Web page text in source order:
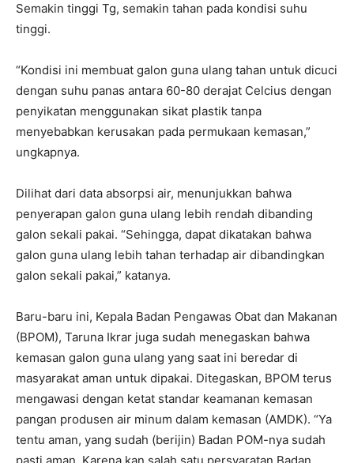
Semakin tinggi Tg, semakin tahan pada kondisi suhu
tinggi.
“Kondisi ini membuat galon guna ulang tahan untuk dicuci
dengan suhu panas antara 60-80 derajat Celcius dengan
penyikatan menggunakan sikat plastik tanpa
menyebabkan kerusakan pada permukaan kemasan,”
ungkapnya.
Dilihat dari data absorpsi air, menunjukkan bahwa
penyerapan galon guna ulang lebih rendah dibanding
galon sekali pakai. “Sehingga, dapat dikatakan bahwa
galon guna ulang lebih tahan terhadap air dibandingkan
galon sekali pakai,” katanya.
Baru-baru ini, Kepala Badan Pengawas Obat dan Makanan
(BPOM), Taruna Ikrar juga sudah menegaskan bahwa
kemasan galon guna ulang yang saat ini beredar di
masyarakat aman untuk dipakai. Ditegaskan, BPOM terus
mengawasi dengan ketat standar keamanan kemasan
pangan produsen air minum dalam kemasan (AMDK). “Ya
tentu aman, yang sudah (berijin) Badan POM-nya sudah